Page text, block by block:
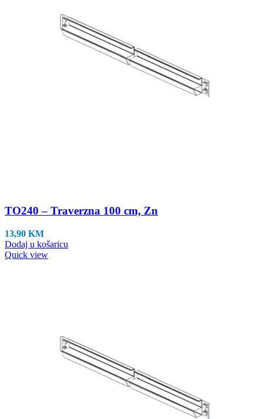
TO240 – Traverzna 100 cm, Zn
13,90 KM
Dodaj u košaricu
Quick view